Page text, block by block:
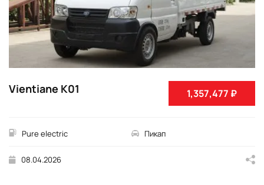
1,357,477 ₽
Vientiane K01
Pure electric Пикап
08.04.2026